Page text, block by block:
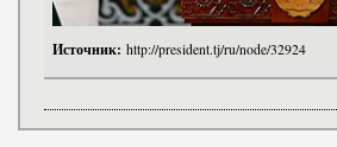
Источник: http://president.tj/ru/node/32924